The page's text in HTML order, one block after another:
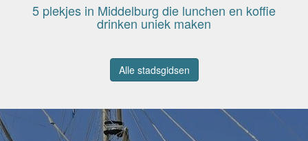
5 plekjes in Middelburg die lunchen en koffie
drinken uniek maken
Alle stadsgidsen